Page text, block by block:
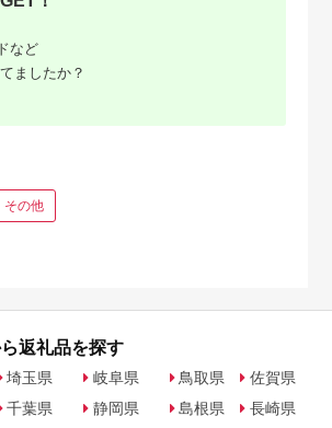
など
ましたか？
その他
返礼品を探す
埼玉県
千葉県
岐阜県
静岡県
鳥取県
島根県
佐賀県
長崎県